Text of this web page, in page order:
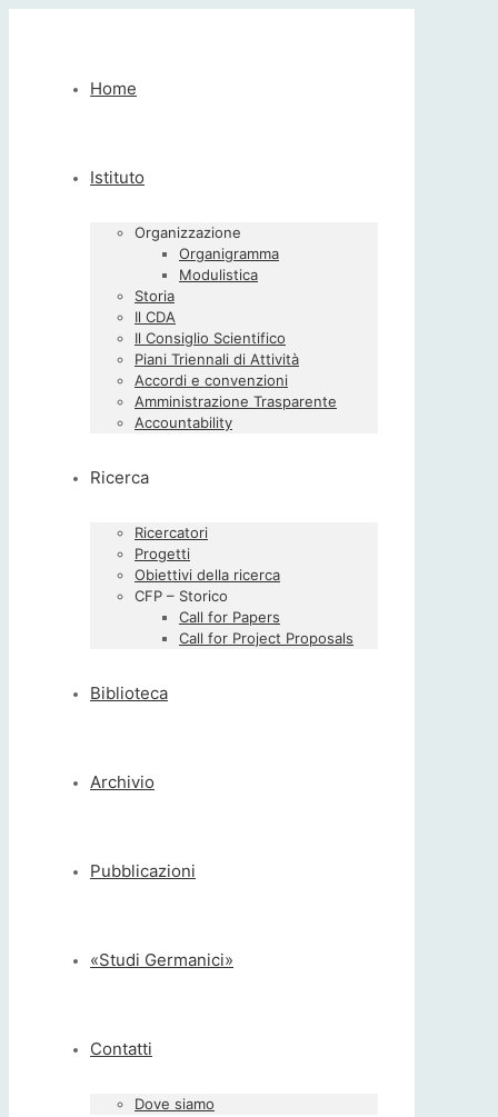
Home
Istituto
Organizzazione
Organigramma
Modulistica
Storia
Il CDA
Il Consiglio Scientifico
Piani Triennali di Attività
Accordi e convenzioni
Amministrazione Trasparente
Accountability
Ricerca
Ricercatori
Progetti
Obiettivi della ricerca
CFP – Storico
Call for Papers
Call for Project Proposals
Biblioteca
Archivio
Pubblicazioni
«Studi Germanici»
Contatti
Dove siamo